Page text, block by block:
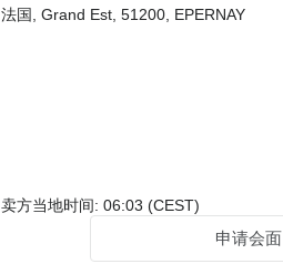
法国, Grand Est, 51200, EPERNAY
卖方当地时间: 06:03 (CEST)
申请会面